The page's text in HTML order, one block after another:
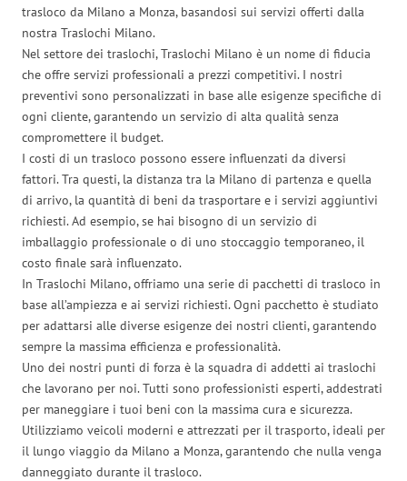
trasloco da Milano a Monza, basandosi sui servizi offerti dalla
nostra Traslochi Milano.
Nel settore dei traslochi, Traslochi Milano è un nome di fiducia
che offre servizi professionali a prezzi competitivi. I nostri
preventivi sono personalizzati in base alle esigenze specifiche di
ogni cliente, garantendo un servizio di alta qualità senza
compromettere il budget.
I costi di un trasloco possono essere influenzati da diversi
fattori. Tra questi, la distanza tra la Milano di partenza e quella
di arrivo, la quantità di beni da trasportare e i servizi aggiuntivi
richiesti. Ad esempio, se hai bisogno di un servizio di
imballaggio professionale o di uno stoccaggio temporaneo, il
costo finale sarà influenzato.
In Traslochi Milano, offriamo una serie di pacchetti di trasloco in
base all’ampiezza e ai servizi richiesti. Ogni pacchetto è studiato
per adattarsi alle diverse esigenze dei nostri clienti, garantendo
sempre la massima efficienza e professionalità.
Uno dei nostri punti di forza è la squadra di addetti ai traslochi
che lavorano per noi. Tutti sono professionisti esperti, addestrati
per maneggiare i tuoi beni con la massima cura e sicurezza.
Utilizziamo veicoli moderni e attrezzati per il trasporto, ideali per
il lungo viaggio da Milano a Monza, garantendo che nulla venga
danneggiato durante il trasloco.